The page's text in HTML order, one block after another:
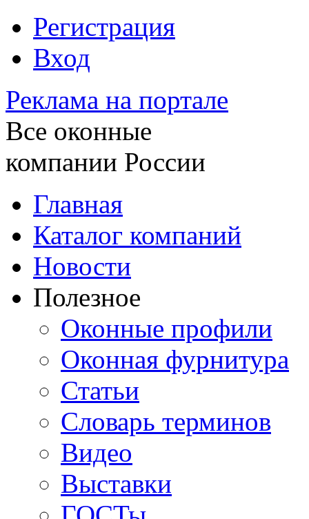
Регистрация
Вход
Реклама на портале
Все оконные
компании России
Главная
Каталог компаний
Новости
Полезное
Оконные профили
Оконная фурнитура
Статьи
Словарь терминов
Видео
Выставки